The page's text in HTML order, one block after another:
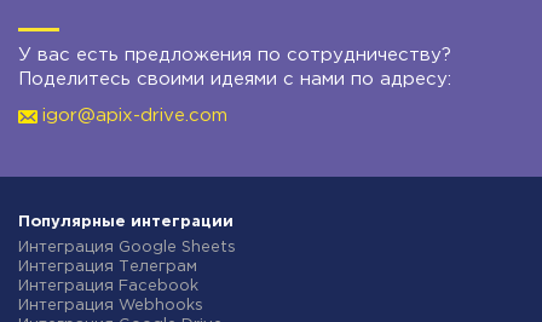
У вас есть предложения по сотрудничеству?
Поделитесь своими идеями с нами по адресу:
igor@apix-drive.com
Популярные интеграции
Интеграция Google Sheets
Интеграция Телеграм
Интеграция Facebook
Интеграция Webhooks